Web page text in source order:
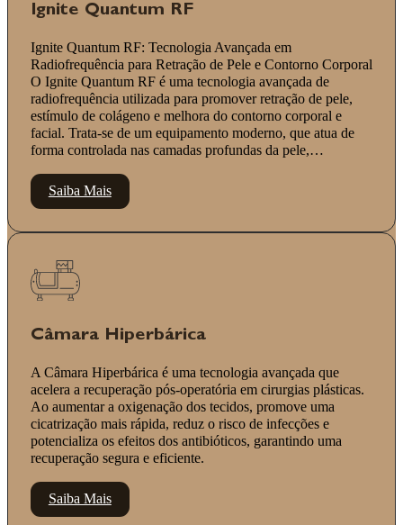
Ignite Quantum RF
Ignite Quantum RF: Tecnologia Avançada em
Radiofrequência para Retração de Pele e Contorno Corporal
O Ignite Quantum RF é uma tecnologia avançada de
radiofrequência utilizada para promover retração de pele,
estímulo de colágeno e melhora do contorno corporal e
facial. Trata-se de um equipamento moderno, que atua de
forma controlada nas camadas profundas da pele,…
Saiba Mais
Câmara Hiperbárica
A Câmara Hiperbárica é uma tecnologia avançada que
acelera a recuperação pós-operatória em cirurgias plásticas.
Ao aumentar a oxigenação dos tecidos, promove uma
cicatrização mais rápida, reduz o risco de infecções e
potencializa os efeitos dos antibióticos, garantindo uma
recuperação segura e eficiente.
Saiba Mais